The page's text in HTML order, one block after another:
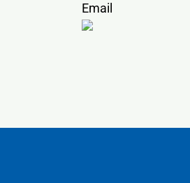
Email